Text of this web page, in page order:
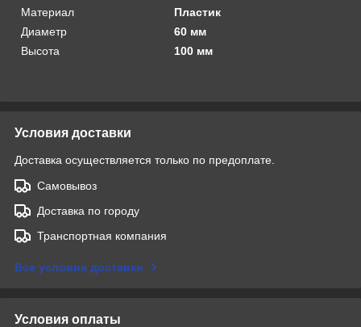
Материал
Пластик
Диаметр
60 мм
Высота
100 мм
Условия доставки
Доставка осуществляется только по предоплате.
Самовывоз
Доставка по городу
Транспортная компания
Все условия доставки
Условия оплаты